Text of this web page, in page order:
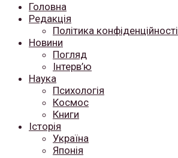
Головна
Редакція
Політика конфіденційності
Новини
Погляд
Інтерв’ю
Наука
Психологія
Космос
Книги
Історія
Україна
Японія